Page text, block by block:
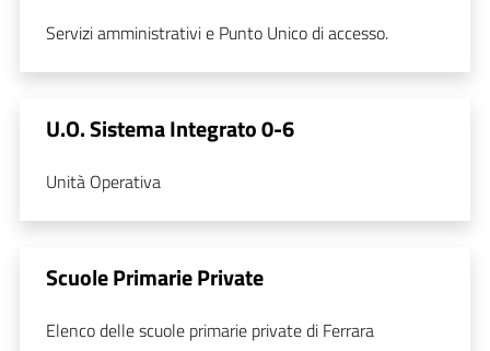
Servizi amministrativi e Punto Unico di accesso.
U.O. Sistema Integrato 0-6
Unità Operativa
Scuole Primarie Private
Elenco delle scuole primarie private di Ferrara